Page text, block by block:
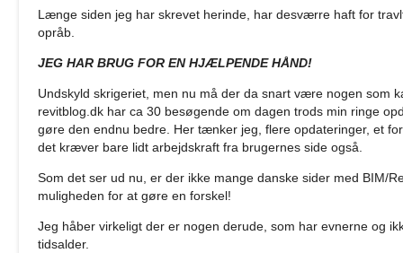
Længe siden jeg har skrevet herinde, har desværre haft for
opråb.
JEG HAR BRUG FOR EN HJÆLPENDE HÅND!
Undskyld skrigeriet, men nu må der da snart være nogen som
revitblog.dk har ca 30 besøgende om dagen trods min ringe
gøre den endnu bedre. Her tænker jeg, flere opdateringer, et
det kræver bare lidt arbejdskraft fra brugernes side også.
Som det ser ud nu, er der ikke mange danske sider med BIM/
muligheden for at gøre en forskel!
Jeg håber virkeligt der er nogen derude, som har evnerne og
tidsalder.